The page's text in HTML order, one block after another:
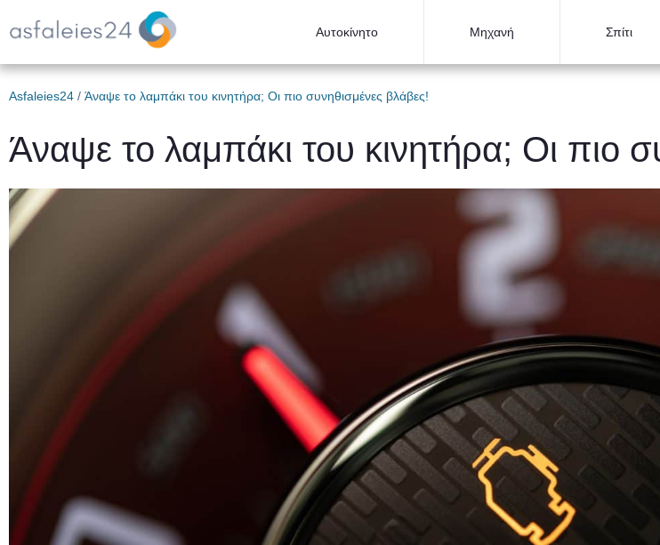
Αυτοκίνητο Μηχανή Σπίτι
Asfaleies24 / Άναψε το λαμπάκι του κινητήρα; Οι πιο συνηθισμένες βλάβες!
Άναψε το λαμπάκι του κινητήρα; Οι πιο